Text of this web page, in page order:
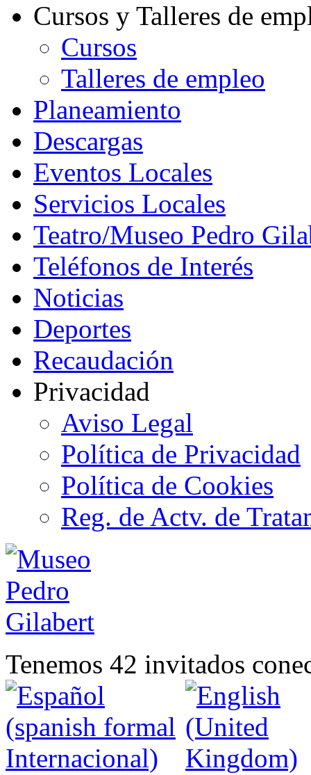
Cursos y Talleres de
Cursos
Talleres de empleo
Planeamiento
Descargas
Eventos Locales
Servicios Locales
Teatro/Museo Pedro
Teléfonos de Interés
Noticias
Deportes
Recaudación
Privacidad
Aviso Legal
Política de Privacidad
Política de Cookies
Reg. de Actv. de
Tenemos 42 invitados